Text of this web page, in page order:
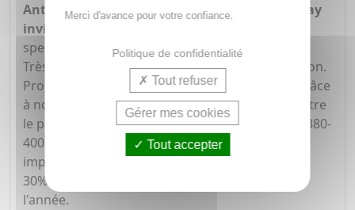
Anthelios UV MUNE 400 Dermo-Pediatrics spray
invisible SPF50+
spectre contre les UVA/UVB & UVA Ultra-longs.
Très résistant à l'eau, au sable et à la transpiration.
Protège des dommages cellulaires profonds grâce
à notre meilleur filtre UV : Mexoryl 400. Notre filtre
le plus efficace contre les UV les plus insidieux [380-
400NM] UVA ULTRA-LONGS** : Ils sont
imperceptibles et dommageables, représentent
30% des rayons UV impactant notre peau toute
l'année.
Merci d'avance pour votre confiance.
Politique de confidentialité
Tout refuser
Gérer mes cookies
Tout accepter